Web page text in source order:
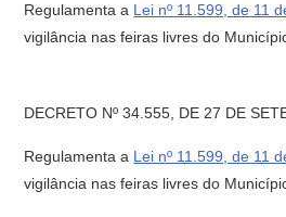
Regulamenta a Lei nº 11.599, de 11
vigilância nas feiras livres do
DECRETO Nº 34.555, DE 27 DE
Regulamenta a Lei nº 11.599, de 11
vigilância nas feiras livres do